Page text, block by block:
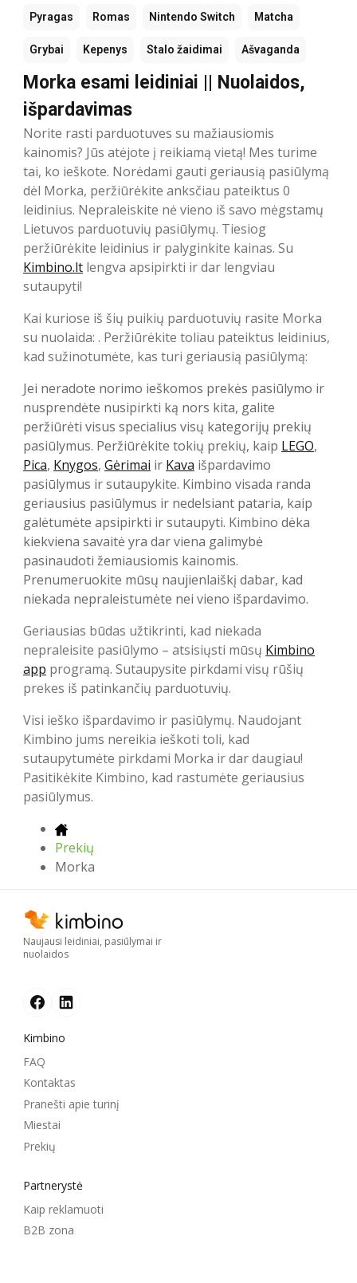
Pyragas Romas Nintendo Switch Matcha
Grybai Kepenys Stalo žaidimai Ašvaganda
Morka esami leidiniai || Nuolaidos,
išpardavimas
Norite rasti parduotuves su mažiausiomis
kainomis? Jūs atėjote į reikiamą vietą! Mes turime
tai, ko ieškote. Norėdami gauti geriausią pasiūlymą
dėl Morka, peržiūrėkite anksčiau pateiktus 0
leidinius. Nepraleiskite nė vieno iš savo mėgstamų
Lietuvos parduotuvių pasiūlymų. Tiesiog
peržiūrėkite leidinius ir palyginkite kainas. Su
Kimbino.lt lengva apsipirkti ir dar lengviau
sutaupyti!
Kai kuriose iš šių puikių parduotuvių rasite Morka
su nuolaida: . Peržiūrėkite toliau pateiktus leidinius,
kad sužinotumėte, kas turi geriausią pasiūlymą:
Jei neradote norimo ieškomos prekės pasiūlymo ir
nusprendėte nusipirkti ką nors kita, galite
peržiūrėti visus specialius visų kategorijų prekių
pasiūlymus. Peržiūrėkite tokių prekių, kaip LEGO,
Pica, Knygos, Gėrimai ir Kava išpardavimo
pasiūlymus ir sutaupykite. Kimbino visada randa
geriausius pasiūlymus ir nedelsiant pataria, kaip
galėtumėte apsipirkti ir sutaupyti. Kimbino dėka
kiekviena savaitė yra dar viena galimybė
pasinaudoti žemiausiomis kainomis.
Prenumeruokite mūsų naujienlaiškį dabar, kad
niekada nepraleistumėte nei vieno išpardavimo.
Geriausias būdas užtikrinti, kad niekada
nepraleisite pasiūlymo – atsisiųsti mūsų Kimbino
app programą. Sutaupysite pirkdami visų rūšių
prekes iš patinkančių parduotuvių.
Visi ieško išpardavimo ir pasiūlymų. Naudojant
Kimbino jums nereikia ieškoti toli, kad
sutaupytumėte pirkdami Morka ir dar daugiau!
Pasitikėkite Kimbino, kad rastumėte geriausius
pasiūlymus.
Prekių
Morka
Naujausi leidiniai, pasiūlymai ir
nuolaidos
Kimbino
FAQ
Kontaktas
Pranešti apie turinį
Miestai
Prekių
Partnerystė
Kaip reklamuoti
B2B zona